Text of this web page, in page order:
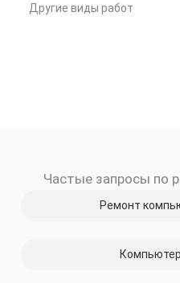
Другие виды работ
Частые запросы по
Ремонт